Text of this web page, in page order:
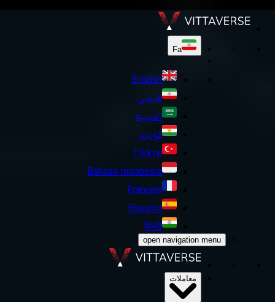
Fa
English
فارسی
العربية
کوردی
Türkçe
Bahasa Indonesia
Français
Español
हिन्दी
open navigation menu
معاملات